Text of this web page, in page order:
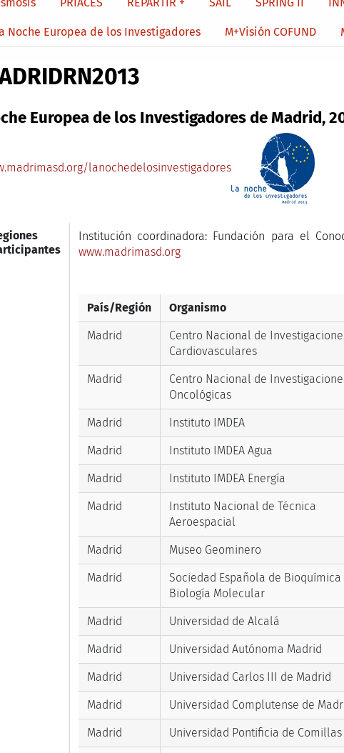
Noche Europea de los Investigadores M+Visión COFUND
Europea de los Investigadores de Madrid,
lanochedelosinvestigadores
Institución coordinadora: Fundación para el
www.madrimasd.org
País/Región Organismo
Madrid
Centro Nacional de
Cardiovasculares
Madrid
Centro Nacional de
Oncológicas
Madrid Instituto IMDEA
Madrid Instituto IMDEA Agua
Madrid Instituto IMDEA Energía
Madrid
Instituto Nacional de Técnica
Aeroespacial
Madrid Museo Geominero
Madrid
Sociedad Española de Bioquímica
Biología Molecular
Madrid Universidad de Alcalá
Madrid Universidad Autónoma Madrid
Madrid Universidad Carlos III de Madrid
Madrid Universidad Complutense de
Madrid Universidad Pontificia de Comillas